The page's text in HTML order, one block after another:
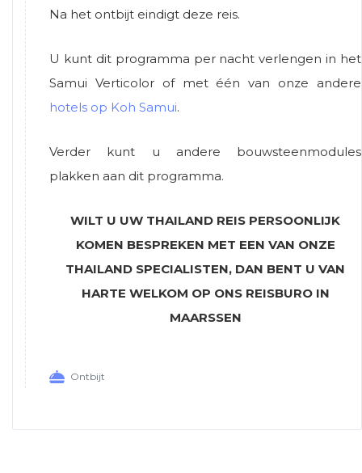
Na het ontbijt eindigt deze reis.
U kunt dit programma per nacht verlengen in het
Samui Verticolor of met één van onze andere
hotels op Koh Samui.
Verder kunt u andere bouwsteenmodules
plakken aan dit programma.
WILT U UW THAILAND REIS PERSOONLIJK
KOMEN BESPREKEN MET EEN VAN ONZE
THAILAND SPECIALISTEN, DAN BENT U VAN
HARTE WELKOM OP ONS REISBURO IN
MAARSSEN
Ontbijt